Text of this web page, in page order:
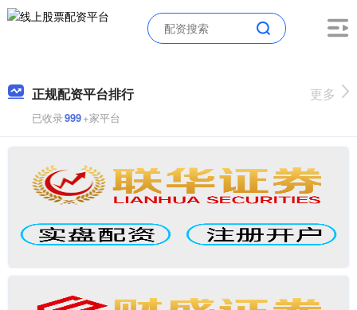
正规配资平台排行
已收录999+家平台
更多